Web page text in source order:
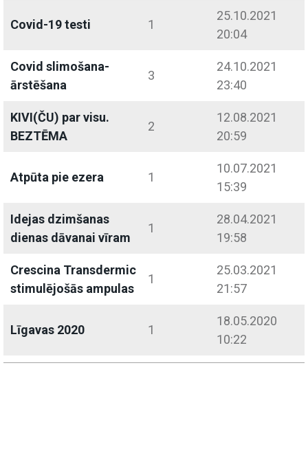
Covid-19 testi 1
25.10.2021
20:04
Covid slimošana-
ārstēšana
3
24.10.2021
23:40
KIVI(ČU) par visu.
BEZTĒMA
2
12.08.2021
20:59
Atpūta pie ezera 1
10.07.2021
15:39
Idejas dzimšanas
dienas dāvanai vīram
1
28.04.2021
19:58
Crescina Transdermic
stimulējošās ampulas
1
25.03.2021
21:57
Līgavas 2020 1
18.05.2020
10:22